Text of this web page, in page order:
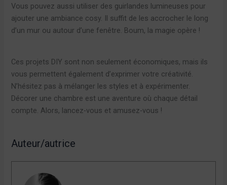
Vous pouvez aussi utiliser des guirlandes lumineuses pour
ajouter une ambiance cosy. Il suffit de les accrocher le long
d’un mur ou autour d’une fenêtre. Boum, la magie opère !
Ces projets DIY sont non seulement économiques, mais ils
vous permettent également d’exprimer votre créativité.
N’hésitez pas à mélanger les styles et à expérimenter.
Décorer une chambre est une aventure où chaque détail
compte. Alors, lancez-vous et amusez-vous !
Auteur/autrice